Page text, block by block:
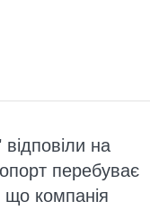
на
перебуває
що компанія